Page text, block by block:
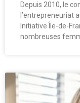
Depuis 2010, le
l’entrepreneuriat
Initiative Île-de-
nombreuses